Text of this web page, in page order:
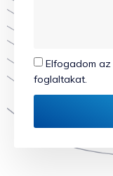
Elfogadom az
foglaltakat.